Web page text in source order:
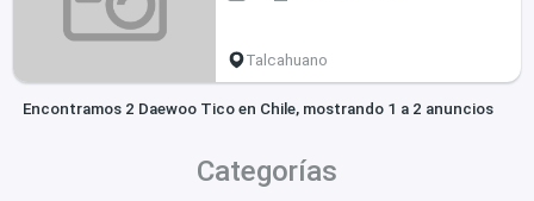
Talcahuano
Encontramos 2 Daewoo Tico en Chile, mostrando 1 a 2 anuncios
Categorías